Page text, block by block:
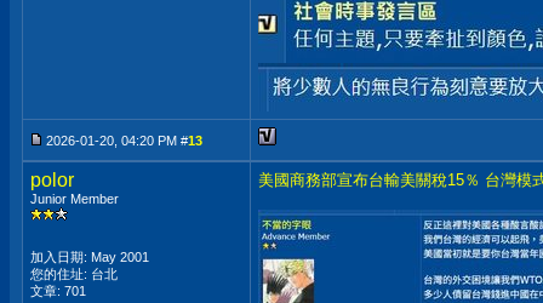
2026-01-20, 04:20 PM #13
polor
Junior Member
加入日期: May 2001
您的住址: 台北
文章: 701
美國商務部宣布台輸美關稅15％ 台灣模